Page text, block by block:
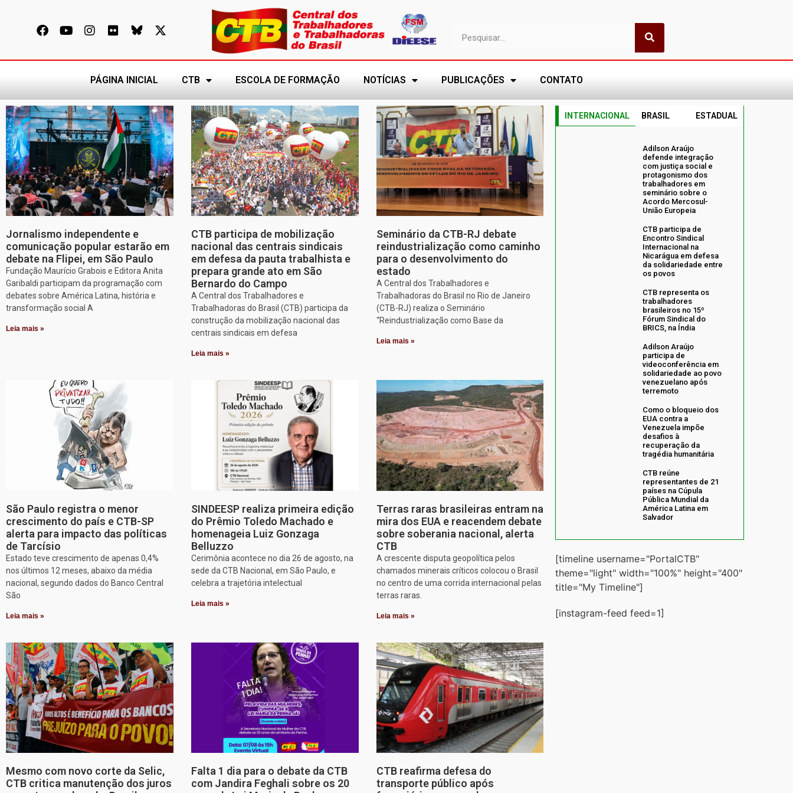
PÁGINA INICIAL CTB ESCOLA DE FORMAÇÃO NOTÍCIAS PUBLICAÇÕES CONTATO
Jornalismo independente e
comunicação popular estarão em
debate na Flipei, em São Paulo
Fundação Maurício Grabois e Editora Anita
Garibaldi participam da programação com
debates sobre América Latina, história e
transformação social A
Leia mais »
CTB participa de mobilização
nacional das centrais sindicais
em defesa da pauta trabalhista e
prepara grande ato em São
Bernardo do Campo
A Central dos Trabalhadores e
Trabalhadoras do Brasil (CTB) participa da
construção da mobilização nacional das
centrais sindicais em defesa
Leia mais »
Seminário da CTB-RJ debate
reindustrialização como caminho
para o desenvolvimento do
estado
A Central dos Trabalhadores e
Trabalhadoras do Brasil no Rio de Janeiro
(CTB-RJ) realiza o Seminário
“Reindustrialização como Base da
Leia mais »
São Paulo registra o menor
crescimento do país e CTB-SP
alerta para impacto das políticas
de Tarcísio
Estado teve crescimento de apenas 0,4%
nos últimos 12 meses, abaixo da média
nacional, segundo dados do Banco Central
São
Leia mais »
SINDEESP realiza primeira edição
do Prêmio Toledo Machado e
homenageia Luiz Gonzaga
Belluzzo
Cerimônia acontece no dia 26 de agosto, na
sede da CTB Nacional, em São Paulo, e
celebra a trajetória intelectual
Leia mais »
Terras raras brasileiras entram na
mira dos EUA e reacendem debate
sobre soberania nacional, alerta
CTB
A crescente disputa geopolítica pelos
chamados minerais críticos colocou o Brasil
no centro de uma corrida internacional pelas
terras raras.
Leia mais »
Mesmo com novo corte da Selic,
CTB critica manutenção dos juros
Falta 1 dia para o debate da CTB
com Jandira Feghali sobre os 20
CTB reafirma defesa do
transporte público após
INTERNACIONAL BRASIL ESTADUAL
Adilson Araújo
defende integração
com justiça social e
protagonismo dos
trabalhadores em
seminário sobre o
Acordo Mercosul-
União Europeia
CTB participa de
Encontro Sindical
Internacional na
Nicarágua em defesa
da solidariedade entre
os povos
CTB representa os
trabalhadores
brasileiros no 15º
Fórum Sindical do
BRICS, na Índia
Adilson Araújo
participa de
videoconferência em
solidariedade ao povo
venezuelano após
terremoto
Como o bloqueio dos
EUA contra a
Venezuela impõe
desafios à
recuperação da
tragédia humanitária
CTB reúne
representantes de 21
países na Cúpula
Pública Mundial da
América Latina em
Salvador
[timeline username="PortalCTB"
theme="light" width="100%" height="400"
title="My Timeline"]
[instagram-feed feed=1]